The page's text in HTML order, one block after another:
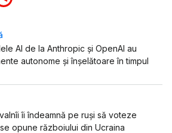
AI de la Anthropic și OpenAI au
autonome și înșelătoare în timpul
îi îndeamnă pe ruși să voteze
opune războiului din Ucraina